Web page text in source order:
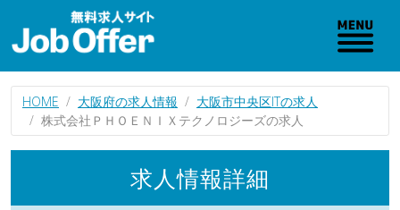
HOME 大阪府の求人情報
大阪市中央区ITの求人
株式会社ＰＨＯＥＮＩＸテクノロジーズの求人
求人情報詳細